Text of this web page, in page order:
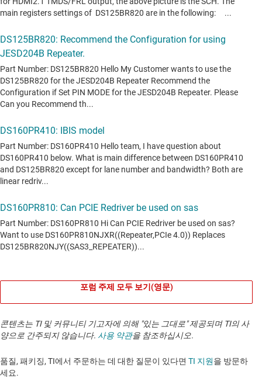
포럼 주제 모두 보기(영문)
콘텐츠는 TI 및 커뮤니티 기고자에 의해 "있는 그대로" 제공되며 TI의 사
양으로 간주되지 않습니다. 사용 약관을 참조하십시오.
품질, 패키징, TI에서 주문하는 데 대한 질문이 있다면 TI 지원을 방문하
세요. ​​​​​​​​​​​​​​